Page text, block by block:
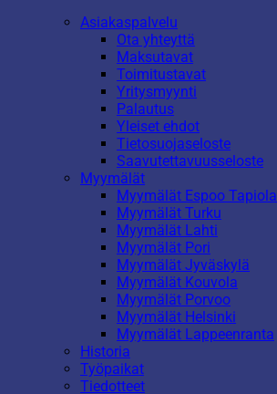
Asiakaspalvelu
Ota yhteyttä
Maksutavat
Toimitustavat
Yritysmyynti
Palautus
Yleiset ehdot
Tietosuojaseloste
Saavutettavuusseloste
Myymälät
Myymälät Espoo Tapiola
Myymälät Turku
Myymälät Lahti
Myymälät Pori
Myymälät Jyväskylä
Myymälät Kouvola
Myymälät Porvoo
Myymälät Helsinki
Myymälät Lappeenranta
Historia
Työpaikat
Tiedotteet